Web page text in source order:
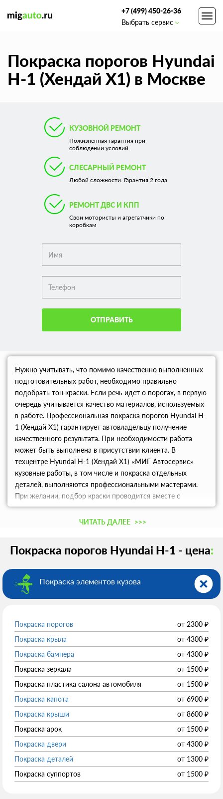
+7 (499) 450-26-36
Выбрать сервис
Покраска порогов Hyundai
H-1 (Хендай Х1) в Москве
КУЗОВНОЙ РЕМОНТ
Пожизненная гарантия при
соблюдении условий
СЛЕСАРНЫЙ РЕМОНТ
Любой сложности. Гарантия 2 года
РЕМОНТ ДВС И КПП
Свои мотористы и агрегатчики по
коробкам
ОТПРАВИТЬ
Нужно учитывать, что помимо качественно выполненных
подготовительных работ, необходимо правильно
подобрать тон краски. Если речь идет о порогах, в первую
очередь учитывается качество материалов, используемых
в работе. Профессиональная покраска порогов Hyundai H-
1 (Хендай Х1) гарантирует автовладельцу получение
качественного результата. При необходимости работа
может быть выполнена в присутствии клиента. В
техцентре Hyundai H-1 (Хендай Х1) «МИГ Автосервис»
кузовные работы, в том числе и покраска отдельных
деталей, выполняются профессиональными мастерами.
При желании, подбор краски проводится вместе с
клиентом. Стоимость комплекса работ и сроки
выполнения обговариваются сразу.
ЧИТАТЬ ДАЛЕЕ >>>
Покраска порогов Hyundai H-1 - цена:
Покраска элементов кузова
Покраска порогов от 2300 ₽
Покраска крыла
от 4300 ₽
Покраска бампера
от 4300 ₽
Покраска зеркала
от 1500 ₽
Покраска пластика салона автомобиля
от 1500 ₽
Покраска капота
от 6900 ₽
Покраска крыши
от 8600 ₽
Покраска арок
от 1500 ₽
Покраска двери
от 4300 ₽
Покраска деталей
от 1300 ₽
Покраска суппортов
от 1500 ₽